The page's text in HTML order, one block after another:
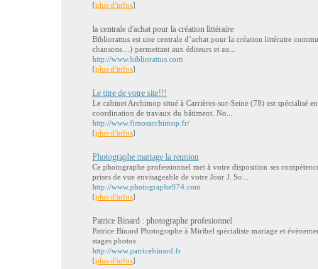
[plus d'infos]
la centrale d'achat pour la création littéraire
Bibliorattus est une centrale d’achat pour la création littéraire
chansons…) permettant aux éditeurs et au...
http://www.bibliorattus.com
[plus d'infos]
Le titre de votre site!!!
Le cabinet Archimop situé à Carrières-sur-Seine (78) est spécialisé
coordination de travaux du bâtiment. No...
http://www.fimosarchimop.fr/
[plus d'infos]
Photographe mariage la reunion
Ce photographe professionnel met à votre disposition ses
prises de vue envisageable de votre Jour J. So...
http://www.photographe974.com
[plus d'infos]
Patrice Binard : photographe profesionnel
Patrice Binard Photographe à Miribel spécialiste mariage et
stages photos
http://www.patricebinard.fr
[plus d'infos]